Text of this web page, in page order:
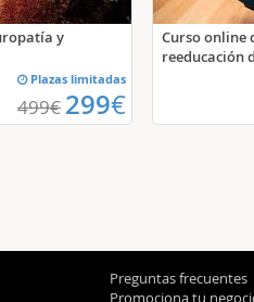
y
Plazas limitadas
499€ 299€
Curso online
reeducación
Preguntas frecuentes
Promociona tu